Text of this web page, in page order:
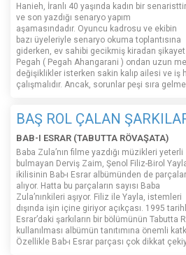
Hanieh, İranlı 40 yaşında kadın bir senaristtir
ve son yazdığı senaryo yapım
aşamasındadır. Oyuncu kadrosu ve ekibin
bazı üyeleriyle senaryo okuma toplantısına
giderken, ev sahibi gecikmiş kiradan
Pegah ( Pegah Ahangarani ) ondan uzun
değişiklikler isterken sakin kalıp ailesi ve iş
çalışmalıdır. Ancak, sorunlar peşi sıra
BAŞ ROL ÇALAN
BAB-I ESRAR (TABUTTA RÖVAŞATA)
Baba Zula’nın filme yazdığı müzikleri yeterli
bulmayan Derviş Zaim, Şenol Filiz-Birol
ikilisinin Bab-ı Esrar albümünden de parçalar
alıyor. Hatta bu parçaların sayısı Baba
Zula’nınkileri aşıyor. Filiz ile Yayla, istemleri
dışında işin içine giriyor açıkçası. 1995
Esrar’daki şarkıların bir bölümünün Tabutta
kullanılması albümün tanıtımına önemli
Özellikle Bab-ı Esrar parçası çok dikkat